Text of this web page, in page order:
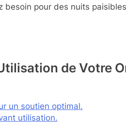
besoin pour des nuits
de Votre
un soutien optimal.
utilisation.